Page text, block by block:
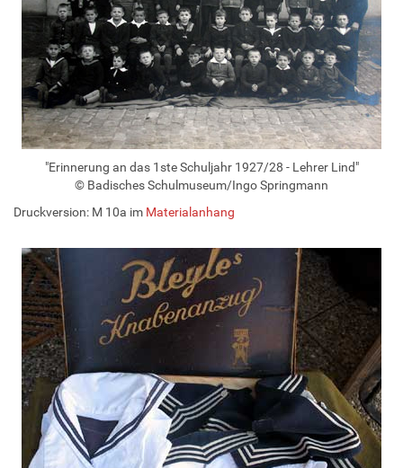
"Erinnerung an das 1ste Schuljahr 1927/28 - Lehrer Lind"
© Badisches Schulmuseum/Ingo Springmann
Druckversion: M 10a im Materialanhang